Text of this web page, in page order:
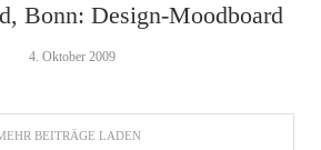
Bonn: Design-Moodboard
4. Oktober 2009
BEITRÄGE LADEN